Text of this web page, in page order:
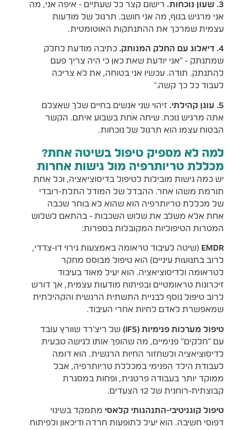
3. שעון נוכחות.
רישום קצר כל שעתיים - איפה אני, מה
אני מרגיש בגוף, מה אני חושב. תרגול של מודעות
עצמית שמרכך את ההתנתקות האוטומטית.
4. דיאלוג עם החלק המנותק.
כתיבה מודעת לחלק
שמתנתק - "אני יודעת שאת כאן כי היה צריך פעם
להתנתק. תודה. עכשיו אני בטוחה, את לא צריכה
לעבוד כל כך קשה."
5. עוגן קהילתי.
זיהוי שני אנשים בחיים שלך שאצלם
אתה מרגיש נוכח. שיחה אחת בשבוע איתם. הקשר
הבטוח עצמו הוא תרגול של נוכחות.
למה לא מספיק טיפול בשיטה אחת?
מכללת טריותרפיה מול גישות אחרות
יש כמה גישות מובילות לטיפול בדיסוציאציה, וכל אחת
תורמת משהו אחר. ההבדל של המודל התלת-רובדי
של מכללת טריותרפיה הוא שהוא לא בוחר שכבה
אחת אלא משלב את שלוש השכבות - בהתאם לשלוש
המטרות הטיפוליות המקובלות בספרות:
EMDR (שיטה לעיבוד טראומה באמצעות גירוי דו-צדדי,
לרוב בתנועות עיניים) הוא טיפול מבוסס מחקר
לטראומה ולדיסוציאציה. הוא יעיל מאוד בעיבוד
זיכרונות טראומטיים ובפיתוח מודעות עצמית, אך דורש
לרוב טיפול נוסף לבניית התשתית הרגשית והקהילתית
שמאפשרת לאדם לחיות אחרי העיבוד.
טיפול מערכות פנימיות (IFS)
של ריצ'רד שוורץ עובד
עם "חלקים" פנימיים, מה שהופך אותו לגישה טבעית
לדיסוציאציה ולשחזור החיוּת הרגשית. הוא דומה
לעבודת הילד הפנימי במכללת טריותרפיה, אבל
ממוקד יותר בעבודה פרטנית, ופחות במסגרת
קבוצתית-רוחנית של 12 הצעדים.
טיפול קוגניטיבי-התנהגותי קלאסי מתמקד בשינוי
דפוסי חשיבה. הוא יעיל לתופעות חרדה ודיכאון ולפיתוח